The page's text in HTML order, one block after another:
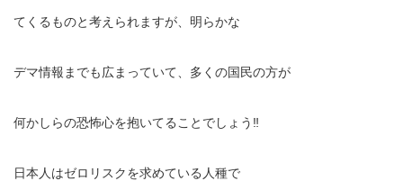
てくるものと考えられますが、明らかな
デマ情報までも広まっていて、多くの国民の方が
何かしらの恐怖心を抱いてることでしょう‼️
日本人はゼロリスクを求めている人種で